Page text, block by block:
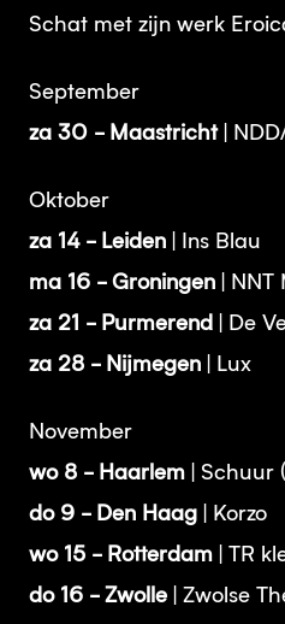
Schat met zijn werk
September
za 30 - Maastricht|
Oktober
za 14 - Leiden | Ins Blau
ma 16 - Groningen |
za 21 - Purmerend | De
za 28 - Nijmegen | Lux
November
wo 8 - Haarlem | Schuur
do 9 - Den Haag | Korzo
wo 15 - Rotterdam | TR
do 16 - Zwolle
| Zwolse